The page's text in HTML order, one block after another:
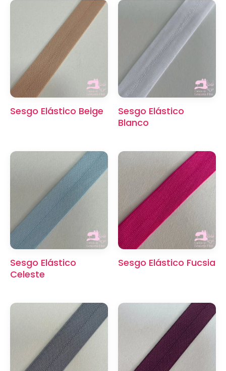
Sesgo Elástico Beige
Sesgo Elástico
Blanco
Sesgo Elástico
Celeste
Sesgo Elástico Fucsia